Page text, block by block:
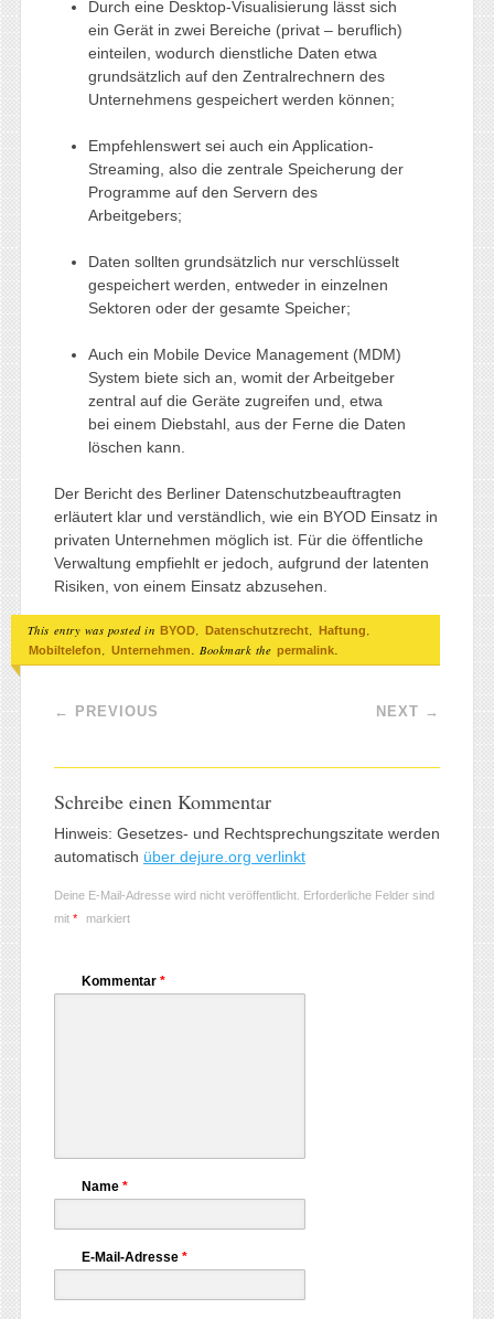
Durch eine Desktop-Visualisierung lässt sich
ein Gerät in zwei Bereiche (privat – beruflich)
einteilen, wodurch dienstliche Daten etwa
grundsätzlich auf den Zentralrechnern des
Unternehmens gespeichert werden können;
Empfehlenswert sei auch ein Application-
Streaming, also die zentrale Speicherung der
Programme auf den Servern des
Arbeitgebers;
Daten sollten grundsätzlich nur verschlüsselt
gespeichert werden, entweder in einzelnen
Sektoren oder der gesamte Speicher;
Auch ein Mobile Device Management (MDM)
System biete sich an, womit der Arbeitgeber
zentral auf die Geräte zugreifen und, etwa
bei einem Diebstahl, aus der Ferne die Daten
löschen kann.
Der Bericht des Berliner Datenschutzbeauftragten
erläutert klar und verständlich, wie ein BYOD Einsatz in
privaten Unternehmen möglich ist. Für die öffentliche
Verwaltung empfiehlt er jedoch, aufgrund der latenten
Risiken, von einem Einsatz abzusehen.
This entry was posted in BYOD, Datenschutzrecht, Haftung,
Mobiltelefon, Unternehmen. Bookmark the permalink.
Post navigation
← PREVIOUS NEXT →
Schreibe einen Kommentar
Hinweis: Gesetzes- und Rechtsprechungszitate werden
automatisch über dejure.org verlinkt
Deine E-Mail-Adresse wird nicht veröffentlicht. Erforderliche Felder sind
mit * markiert
Kommentar *
Name *
E-Mail-Adresse *